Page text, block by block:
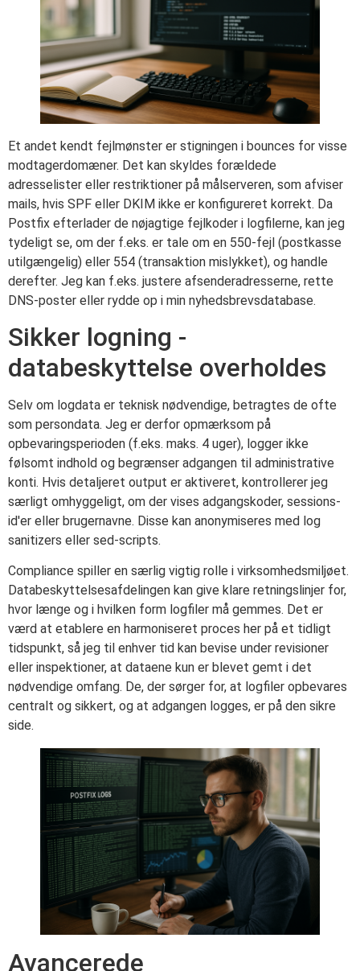
Et andet kendt fejlmønster er stigningen i bounces for visse
modtagerdomæner. Det kan skyldes forældede
adresselister eller restriktioner på målserveren, som afviser
mails, hvis SPF eller DKIM ikke er konfigureret korrekt. Da
Postfix efterlader de nøjagtige fejlkoder i logfilerne, kan jeg
tydeligt se, om der f.eks. er tale om en 550-fejl (postkasse
utilgængelig) eller 554 (transaktion mislykket), og handle
derefter. Jeg kan f.eks. justere afsenderadresserne, rette
DNS-poster eller rydde op i min nyhedsbrevsdatabase.
Sikker logning -
databeskyttelse overholdes
Selv om logdata er teknisk nødvendige, betragtes de ofte
som persondata. Jeg er derfor opmærksom på
opbevaringsperioden (f.eks. maks. 4 uger), logger ikke
følsomt indhold og begrænser adgangen til administrative
konti. Hvis detaljeret output er aktiveret, kontrollerer jeg
særligt omhyggeligt, om der vises adgangskoder, sessions-
id'er eller brugernavne. Disse kan anonymiseres med log
sanitizers eller sed-scripts.
Compliance spiller en særlig vigtig rolle i virksomhedsmiljøet.
Databeskyttelsesafdelingen kan give klare retningslinjer for,
hvor længe og i hvilken form logfiler må gemmes. Det er
værd at etablere en harmoniseret proces her på et tidligt
tidspunkt, så jeg til enhver tid kan bevise under revisioner
eller inspektioner, at dataene kun er blevet gemt i det
nødvendige omfang. De, der sørger for, at logfiler opbevares
centralt og sikkert, og at adgangen logges, er på den sikre
side.
Avancerede